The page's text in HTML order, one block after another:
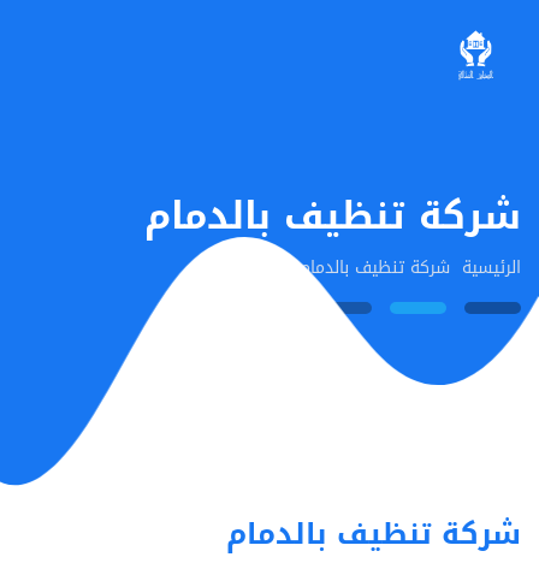
شركة تنظيف بالدمام
الرئيسية شركة تنظيف بالدمام
شركة تنظيف بالدمام